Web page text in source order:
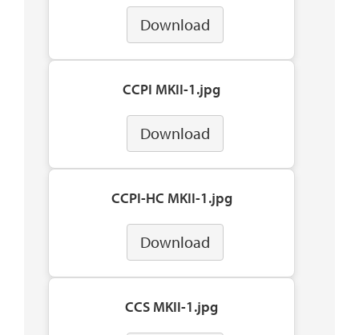
Download
CCPI MKII-1.jpg
Download
CCPI-HC MKII-1.jpg
Download
CCS MKII-1.jpg